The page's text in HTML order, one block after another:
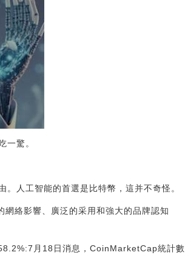
一驚。
人工智能的首選是比特幣，這并不奇怪。
絡影響、廣泛的采用和強大的品牌認知
月18日消息，CoinMarketCap統計數